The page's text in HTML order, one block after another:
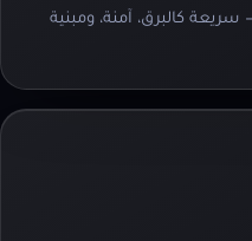
كالبرق، آمنة، ومبنية